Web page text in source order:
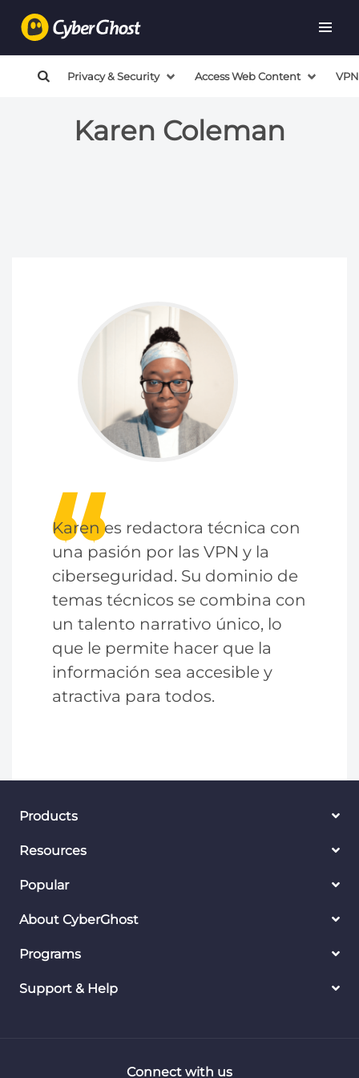
Privacy & Security Access Web Content
Karen Coleman
Karen es redactora técnica con
una pasión por las VPN y la
ciberseguridad. Su dominio de
temas técnicos se combina con
un talento narrativo único, lo
que le permite hacer que la
información sea accesible y
atractiva para todos.
Products
Resources
Popular
About CyberGhost
Programs
Support & Help
Connect with us